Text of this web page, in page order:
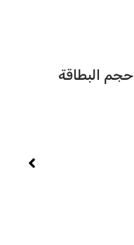
حجم البطاقة